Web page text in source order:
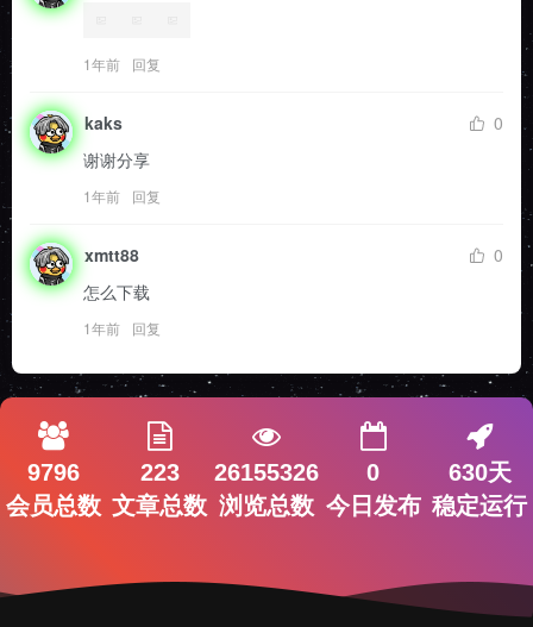
1年前 回复
kaks
0
谢谢分享
1年前 回复
xmtt88
0
怎么下载
1年前 回复
9796
会员总数
223
文章总数
26155326
浏览总数
0
今日发布
630天
稳定运行